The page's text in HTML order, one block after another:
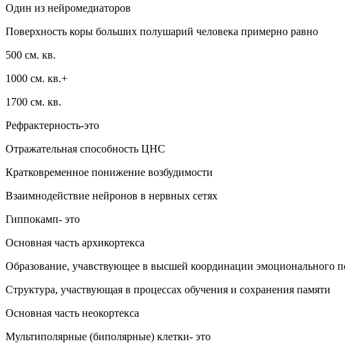
Один из нейромедиаторов
Поверхность коры больших полушарий человека примерно равно
500 см. кв.
1000 см. кв.+
1700 см. кв.
Рефрактерность-это
Отражательная способность ЦНС
Кратковременное понижение возбудимости
Взаимнодействие нейронов в нервных сетях
Гиппокамп- это
Основная часть архикортекса
Образование, учавствующее в высшей координации эмоционального
Структура, участвующая в процессах обучения и сохранения памяти
Основная часть неокортекса
Мультиполярные (биполярные) клетки- это